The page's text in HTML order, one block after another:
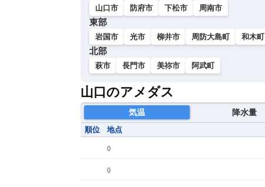
山口市 防府市 下松市 周南市
東部
岩国市 光市 柳井市 周防大島町 和木町
北部
萩市 長門市 美祢市 阿武町
山口のアメダス
気温 降水量
順位 地点
()
()